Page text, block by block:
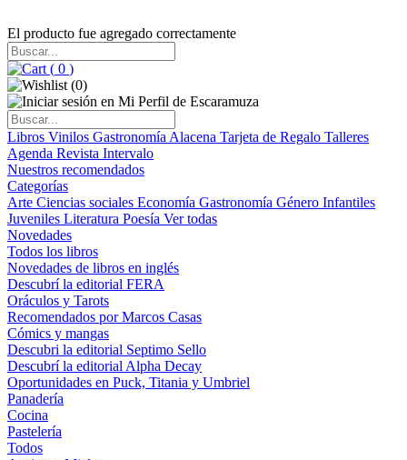
El producto fue agregado correctamente
( 0 )
(0)
Libros Vinilos Gastronomía Alacena Tarjeta de Regalo Talleres
Agenda Revista Intervalo
Nuestros recomendados
Categorías
Arte Ciencias sociales Economía Gastronomía Género Infantiles
Juveniles Literatura Poesía Ver todas
Novedades
Todos los libros
Novedades de libros en inglés
Descubrí la editorial FERA
Oráculos y Tarots
Recomendados por Marcos Casas
Cómics y mangas
Descubri la editorial Septimo Sello
Descubrí la editorial Alpha Decay
Oportunidades en Puck, Titania y Umbriel
Panadería
Cocina
Pastelería
Todos